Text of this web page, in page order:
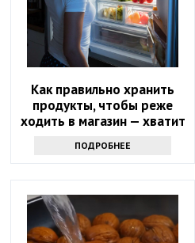
Как правильно хранить
продукты, чтобы реже
ходить в магазин — хватит
ПОДРОБНЕЕ